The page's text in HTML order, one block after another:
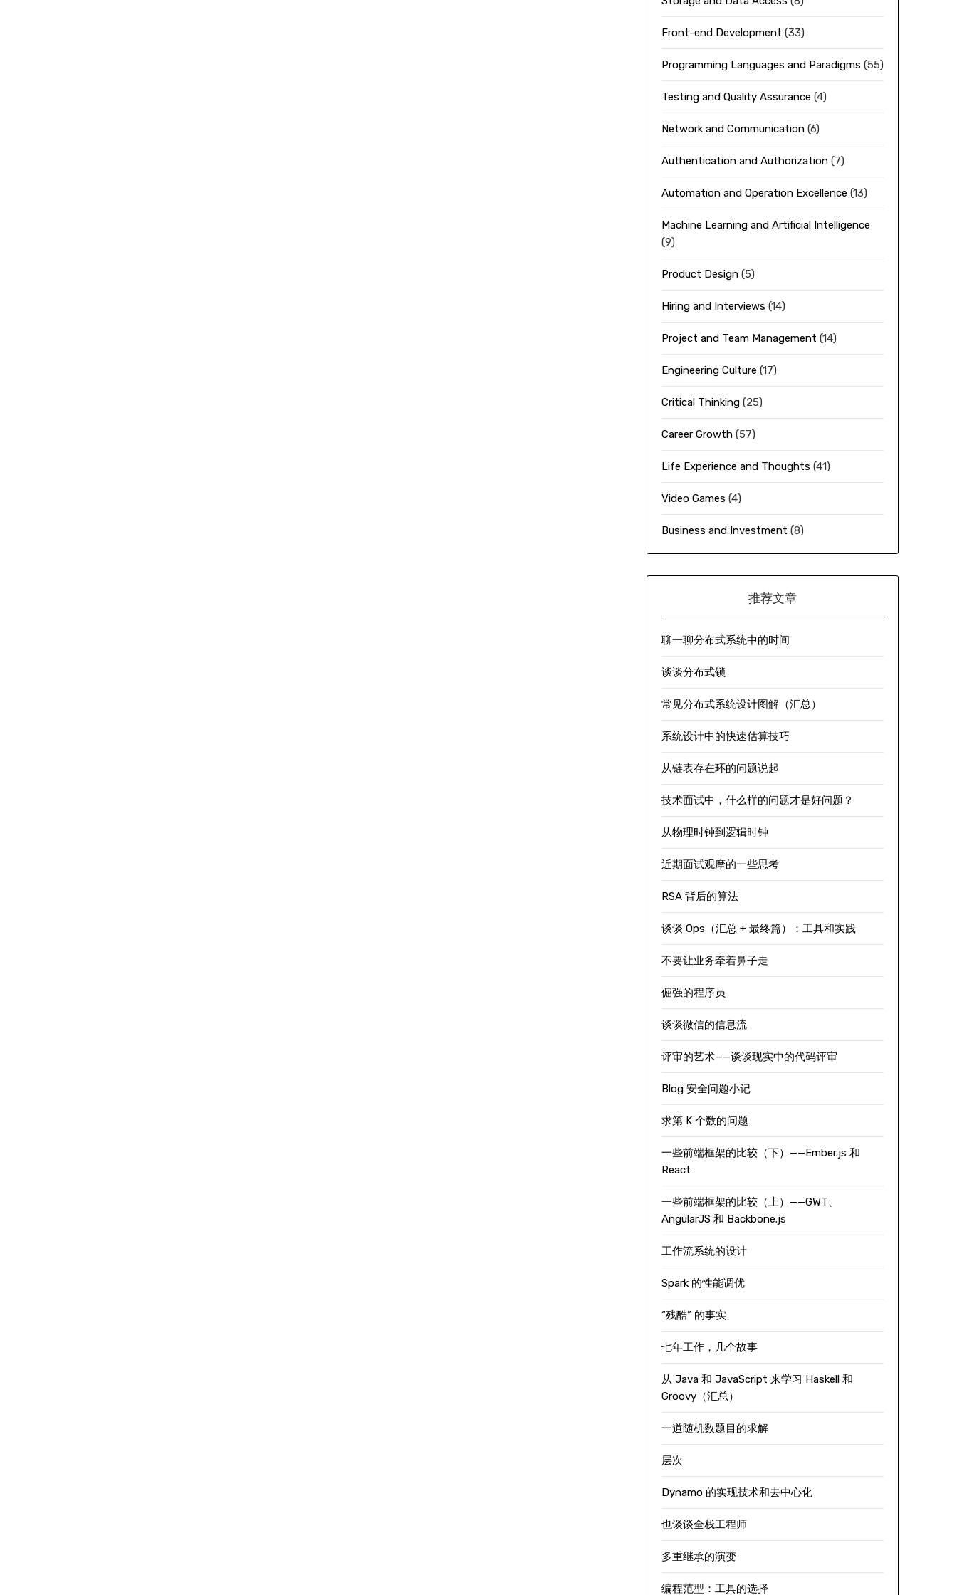
Front-end Development (33)
Programming Languages and Paradigms (55)
Testing and Quality Assurance (4)
Network and Communication(6)
Authentication and Authorization(7)
Automation and Operation Excellence (13)
Machine Learning and Artificial Intelligence
(9)
Product Design(5)
Hiring and Interviews (14)
Project and Team Management (14)
Engineering Culture (17)
Critical Thinking(25)
Career Growth(57)
Life Experience and Thoughts (41)
Video Games (4)
Business and Investment (8)
推荐文章
聊一聊分布式系统中的时间
谈谈分布式锁
常见分布式系统设计图解（汇总）
系统设计中的快速估算技巧
从链表存在环的问题说起
技术面试中，什么样的问题才是好问题？
从物理时钟到逻辑时钟
近期面试观摩的一些思考
RSA 背后的算法
谈谈 Ops（汇总 + 最终篇）：工具和实践
不要让业务牵着鼻子走
倔强的程序员
谈谈微信的信息流
评审的艺术——谈谈现实中的代码评审
Blog 安全问题小记
求第 K 个数的问题
一些前端框架的比较（下）——Ember.js 和
React
一些前端框架的比较（上）——GWT、
AngularJS 和 Backbone.js
工作流系统的设计
Spark 的性能调优
“残酷” 的事实
七年工作，几个故事
从 Java 和 JavaScript 来学习 Haskell 和
Groovy（汇总）
一道随机数题目的求解
层次
Dynamo 的实现技术和去中心化
也谈谈全栈工程师
多重继承的演变
编程范型：工具的选择